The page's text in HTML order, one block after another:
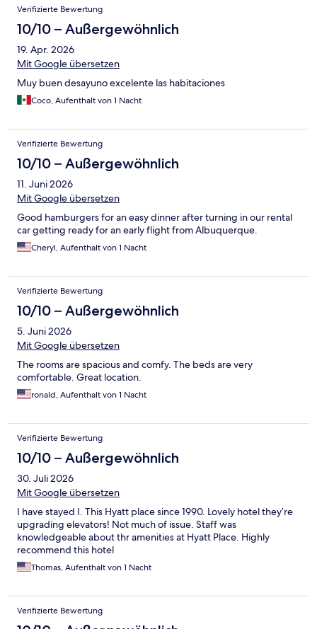
Verifizierte Bewertung
10/10 – Außergewöhnlich
19. Apr. 2026
Mit Google übersetzen
Muy buen desayuno excelente las habitaciones
Coco, Aufenthalt von 1 Nacht
Verifizierte Bewertung
10/10 – Außergewöhnlich
11. Juni 2026
Mit Google übersetzen
Good hamburgers for an easy dinner after turning in our rental
car getting ready for an early flight from Albuquerque.
Cheryl, Aufenthalt von 1 Nacht
Verifizierte Bewertung
10/10 – Außergewöhnlich
5. Juni 2026
Mit Google übersetzen
The rooms are spacious and comfy. The beds are very
comfortable. Great location.
ronald, Aufenthalt von 1 Nacht
Verifizierte Bewertung
10/10 – Außergewöhnlich
30. Juli 2026
Mit Google übersetzen
I have stayed I. This Hyatt place since 1990. Lovely hotel they’re
upgrading elevators! Not much of issue. Staff was
knowledgeable about thr amenities at Hyatt Place. Highly
recommend this hotel
Thomas, Aufenthalt von 1 Nacht
Verifizierte Bewertung